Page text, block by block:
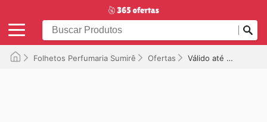
Folhetos Perfumaria Sumirê Ofertas Válido até 29/07/2025